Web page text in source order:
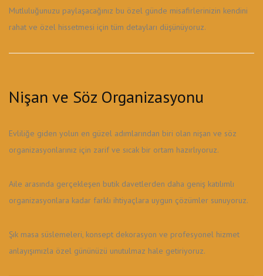
Mutluluğunuzu paylaşacağınız bu özel günde misafirlerinizin kendini
rahat ve özel hissetmesi için tüm detayları düşünüyoruz.
Nişan ve Söz Organizasyonu
Evliliğe giden yolun en güzel adımlarından biri olan nişan ve söz
organizasyonlarınız için zarif ve sıcak bir ortam hazırlıyoruz.
Aile arasında gerçekleşen butik davetlerden daha geniş katılımlı
organizasyonlara kadar farklı ihtiyaçlara uygun çözümler sunuyoruz.
Şık masa süslemeleri, konsept dekorasyon ve profesyonel hizmet
anlayışımızla özel gününüzü unutulmaz hale getiriyoruz.